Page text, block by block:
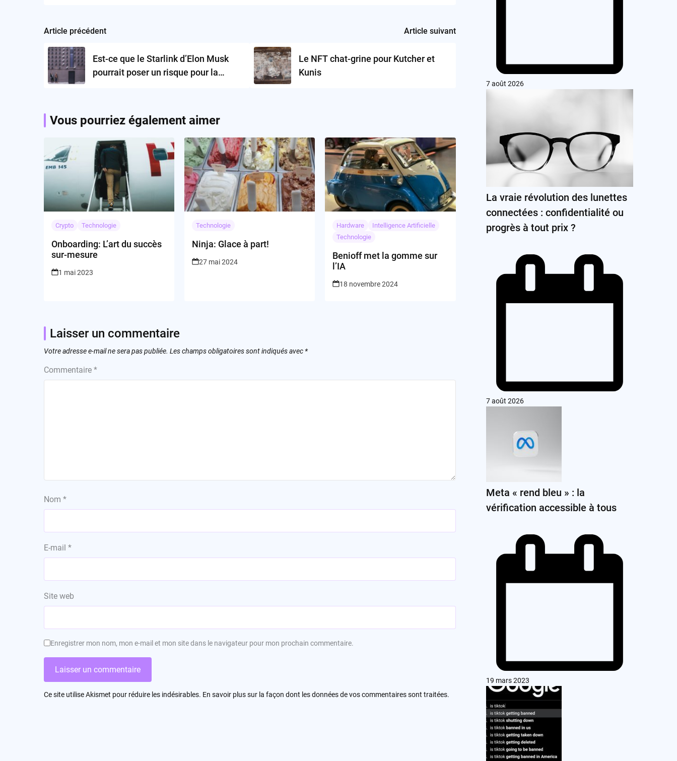
Post
navigation
Article précédent
Est-ce que le Starlink d’Elon Musk
pourrait poser un risque pour la
Article suivant
Le NFT chat-grine pour Kutcher et
Kunis
Vous pourriez également aimer
Crypto Technologie
Onboarding: L’art du succès
sur-mesure
1 mai 2023
Technologie
Ninja: Glace à part!
27 mai 2024
Hardware
Intelligence Artificielle
Technologie
Benioff met la gomme sur
l’IA
18 novembre 2024
Laisser un commentaire
Votre adresse e-mail ne sera pas publiée. Les champs obligatoires sont indiqués avec *
Commentaire *
Nom *
E-mail *
Site web
Enregistrer mon nom, mon e-mail et mon site dans le navigateur pour mon prochain commentaire.
Ce site utilise Akismet pour réduire les indésirables. En savoir plus sur la façon dont les données de vos commentaires sont traitées.
7 août 2026
La vraie révolution des lunettes
connectées : confidentialité ou
progrès à tout prix ?
7 août 2026
Meta « rend bleu » : la
vérification accessible à tous
19 mars 2023